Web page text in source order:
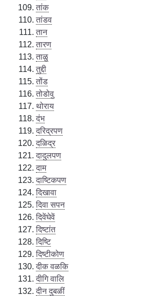
तांक
तांडव
तान
तारण
ताळु
तुद्दी
तोंड
तोडोवु
थोराय
दंभ
दरिद्रपण
दळिद्र
दादुलपण
दाम
दाष्टिकपण
दिखावा
दिवा सपन
दिवेंघेवें
दिष्टांत
दिष्टि
दिष्टीकोण
दीक वळकि
दीगि वालि
दीन दुबळीं